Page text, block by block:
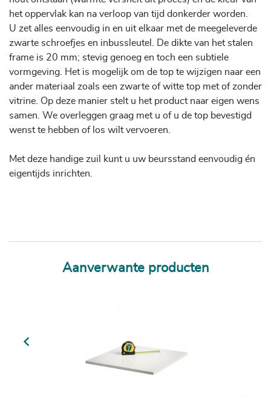
het oppervlak kan na verloop van tijd donkerder worden.
U zet alles eenvoudig in en uit elkaar met de meegeleverde
zwarte schroefjes en inbussleutel. De dikte van het stalen
frame is 20 mm; stevig genoeg en toch een subtiele
vormgeving. Het is mogelijk om de top te wijzigen naar een
ander materiaal zoals een zwarte of witte top met of zonder
vitrine. Op deze manier stelt u het product naar eigen wens
samen. We overleggen graag met u of u de top bevestigd
wenst te hebben of los wilt vervoeren.
Met deze handige zuil kunt u uw beursstand eenvoudig én
eigentijds inrichten.
Aanverwante producten
Previous